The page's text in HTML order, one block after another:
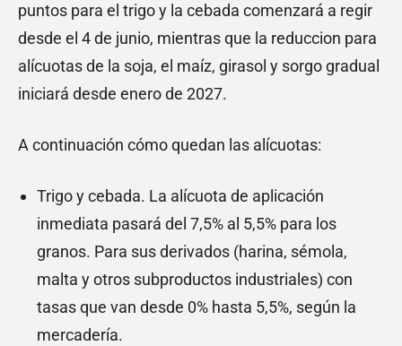
puntos para el trigo y la cebada comenzará a regir
desde el 4 de junio, mientras que la reduccion para
alícuotas de la soja, el maíz, girasol y sorgo gradual
iniciará desde enero de 2027.
A continuación cómo quedan las alícuotas:
Trigo y cebada. La alícuota de aplicación
inmediata pasará del 7,5% al 5,5% para los
granos. Para sus derivados (harina, sémola,
malta y otros subproductos industriales) con
tasas que van desde 0% hasta 5,5%, según la
mercadería.